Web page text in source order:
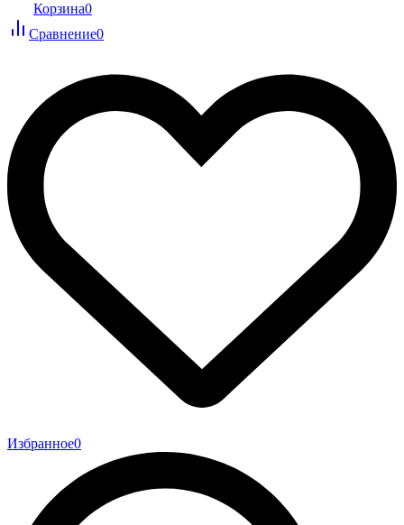
Корзина0
Сравнение0
Избранное0